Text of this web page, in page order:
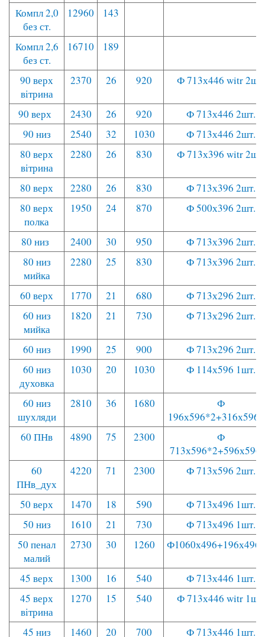
Компл 2,0
без ст.
12960 143
Компл 2,6
без ст.
16710 189
90 верх
вітрина
2370 26 920 Ф 713х446 witr 2шт.
90 верх 2430 26 920
Ф 713х446 2шт.
90 низ
2540 32 1030
Ф 713х446 2шт.
80 верх
вітрина
2280 26 830 Ф 713х396 witr 2шт.
80 верх 2280 26 830
Ф 713х396 2шт.
80 верх
полка
1950 24 870 Ф 500х396 2шт.
80 низ 2400 30 950
Ф 713х396 2шт.
80 низ
мийка
2280 25 830 Ф 713х396 2шт.
60 верх 1770 21 680
Ф 713х296 2шт.
60 низ
мийка
1820 21 730 Ф 713х296 2шт.
60 низ 1990 25 900
Ф 713х296 2шт.
60 низ
духовка
1030 20 1030 Ф 114х596 1шт.
60 низ
шухляди
2810 36 1680
Ф
60 ПНв
4890 75 2300
Ф
60
ПНв_дух
4220 71 2300 Ф 713х596 2шт.
50 верх 1470 18 590
Ф 713х496 1шт.
50 низ
1610 21 730
Ф 713х496 1шт.
50 пенал
малий
2730 30 1260
45 верх 1300 16 540
Ф 713х446 1шт.
45 верх
вітрина
1270 15 540 Ф 713х446 witr 1шт.
45 низ 1460 20 700 Ф 713х446 1шт.